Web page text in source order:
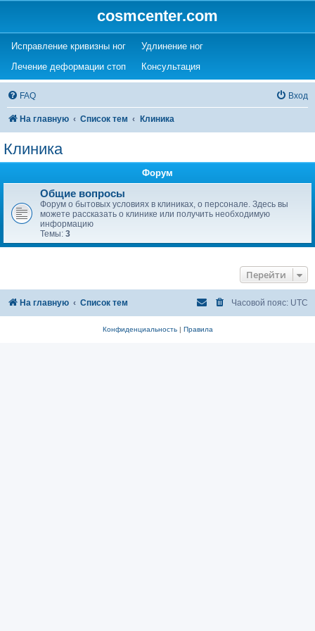
cosmcenter.com
Исправление кривизны ног(Opens a new tab)
Удлинение ног(Opens a new tab)
Лечение деформации стоп(Opens a new tab)
Консультация(Opens a new tab)
FAQ Вход
На главную Список тем Клиника
Клиника
Форум
Общие вопросы
Форум о бытовых условиях в клиниках, о персонале. Здесь вы
можете рассказать о клинике или получить необходимую
информацию
Темы: 3
Перейти
На главную Список тем Часовой пояс: UTC
Конфиденциальность| Правила